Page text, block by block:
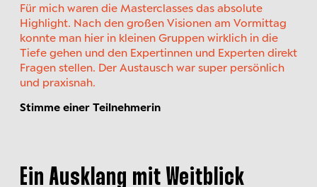
Für mich waren die Masterclasses das absolute
Highlight. Nach den großen Visionen am Vormittag
konnte man hier in kleinen Gruppen wirklich in die
Tiefe gehen und den Expertinnen und Experten direkt
Fragen stellen. Der Austausch war super persönlich
und praxisnah.
Stimme einer Teilnehmerin
Ein Ausklang mit Weitblick